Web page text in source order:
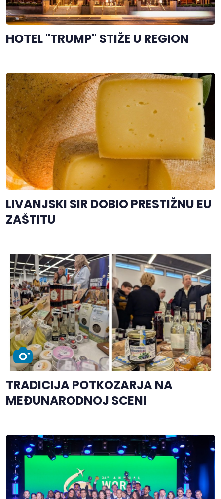
HOTEL "TRUMP" STIŽE U REGION
LIVANJSKI SIR DOBIO PRESTIŽNU EU
ZAŠTITU
TRADICIJA POTKOZARJA NA
MEĐUNARODNOJ SCENI